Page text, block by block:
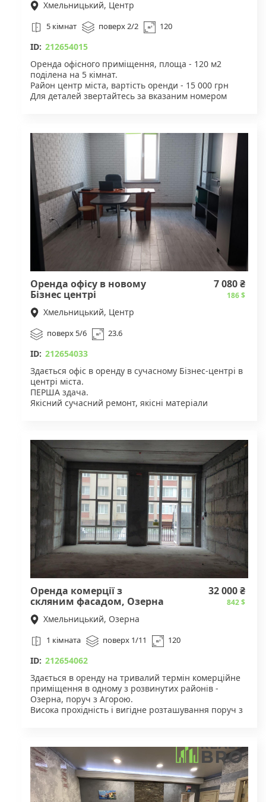
Хмельницький, Центр
5 кімнат поверх 2/2 120
ID: 212654015
Оренда офісного приміщення, площа - 120 м2
поділена на 5 кімнат.
Район центр міста, вартість оренди - 15 000 грн
Для деталей звертайтесь за вказаним номером
Оренда офісу в новому
Бізнес центрі
7 080 ₴
186 $
Хмельницький, Центр
поверх 5/6 23.6
ID: 212654033
Здається офіс в оренду в сучасному Бізнес-центрі в
центрі міста.
ПЕРША здача.
Якісний сучасний ремонт, якісні матеріали
Є пІдземна парковка.
Цілодобова охорона.
Недорогі комунальні платежі лічильники.
В офісі забезпечено віддалене керування wifi
лічильником електроенергії та електричними
пристроями.
Можливе підключення води.
5 (передостанній) поверх.
Можливий продаж.
Поруч Таврія В, Нова пошта...
Оренда комерції з
скляним фасадом, Озерна
32 000 ₴
842 $
Хмельницький, Озерна
1 кімната поверх 1/11 120
ID: 212654062
Здається в оренду на тривалий термін комерційне
приміщення в одному з розвинутих районів -
Озерна, поруч з Агорою.
Висока прохідність і вигідне розташування поруч з
Загальна площа — 120 м2. Орендна плата
становить 36 000 грн/міс.
Ремонт в рахунок оренди, за домовленістю - 50%
частки.